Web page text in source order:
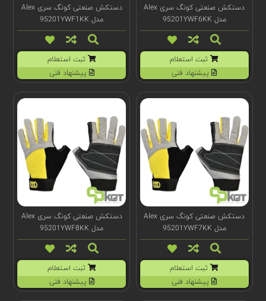
دستکش صنعتی کونگ سری Alex
مدل 95201YWF6KK
ثبت استعلام
پیشنهاد فنی
دستکش صنعتی کونگ سری Alex
مدل 95201YWF1KK
ثبت استعلام
پیشنهاد فنی
دستکش صنعتی کونگ سری Alex
مدل 95201YWF7KK
ثبت استعلام
پیشنهاد فنی
دستکش صنعتی کونگ سری Alex
مدل 95201YWF8KK
ثبت استعلام
پیشنهاد فنی